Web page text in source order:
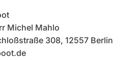
Michel Mahlo
308, 12557 Berlin